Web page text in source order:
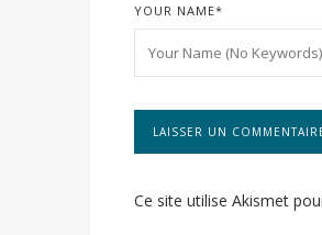
YOUR NAME*
Ce site utilise Akismet